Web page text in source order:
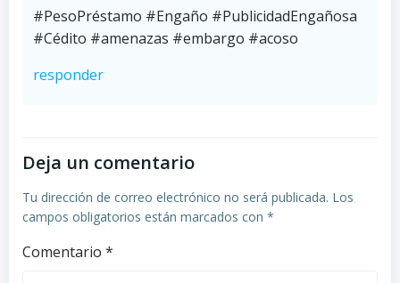
#PesoPréstamo #Engaño #PublicidadEngañosa
#Cédito #amenazas #embargo #acoso
responder
Deja un comentario
Tu dirección de correo electrónico no será publicada. Los
campos obligatorios están marcados con *
Comentario *